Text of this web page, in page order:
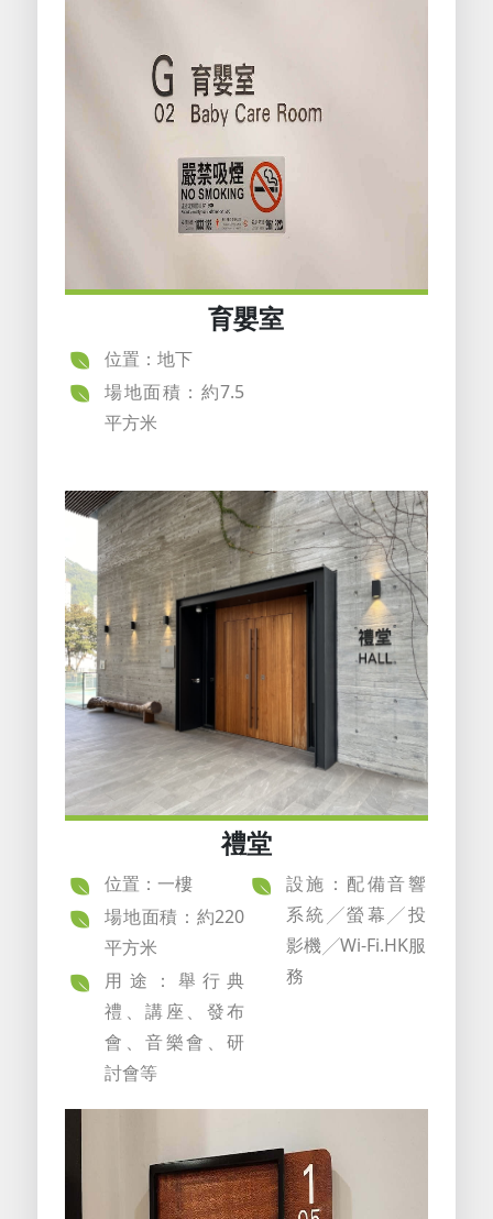
育嬰室
位置：地下
場地面積：約7.5
平方米
禮堂
位置：一樓
場地面積：約220
平方米
用途：舉行典
禮、講座、發布
會、音樂會、研
討會等
設施：配備音響
系統╱螢幕╱投
影機╱Wi-Fi.HK服
務